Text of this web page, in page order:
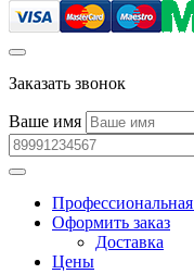
Заказать звонок
Ваше имя
Оформить заказ
Доставка
Цены